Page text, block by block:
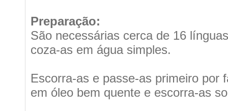
Preparação:
São necessárias cerca de 16
coza-as em água simples.
Escorra-as e passe-as primeiro por
em óleo bem quente e escorra-as